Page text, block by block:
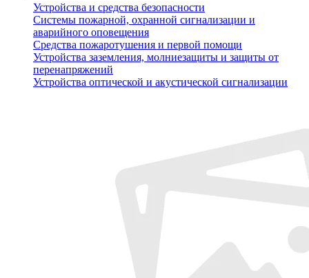
Устройства и средства безопасности
Системы пожарной, охранной сигнализации и
аварийного оповещения
Средства пожаротушения и первой помощи
Устройства заземления, молниезащиты и защиты от
перенапряжений
Устройства оптической и акустической сигнализации